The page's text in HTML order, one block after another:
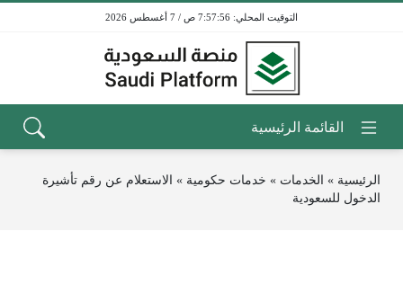
7:57:56 ص / 7 أغسطس 2026
الرئيسية » الخدمات » خدمات حكومية » الاستعلام عن رقم تأشيرة
الدخول للسعودية